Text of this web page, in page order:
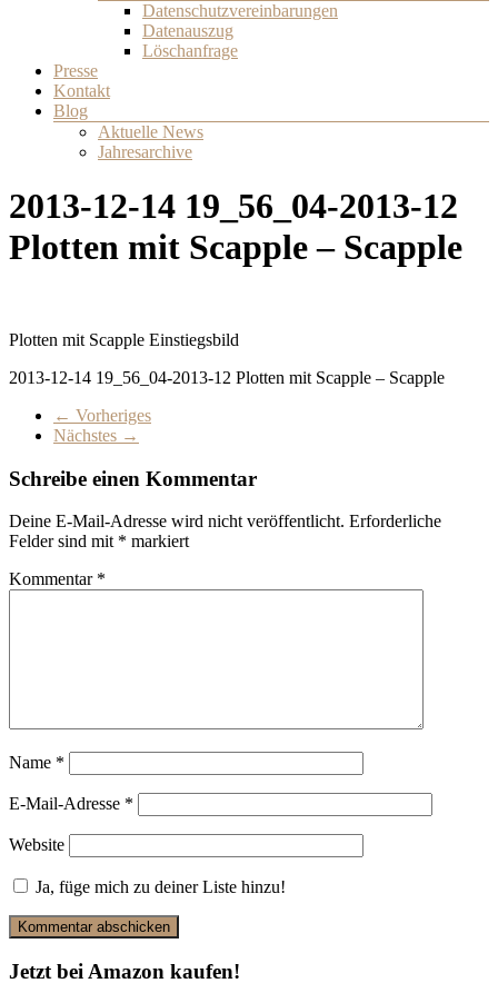
Datenschutzvereinbarungen
Datenauszug
Löschanfrage
Presse
Kontakt
Blog
Aktuelle News
Jahresarchive
2013-12-14 19_56_04-2013-12
Plotten mit Scapple – Scapple
Plotten mit Scapple Einstiegsbild
2013-12-14 19_56_04-2013-12 Plotten mit Scapple – Scapple
← Vorheriges
Nächstes →
Schreibe einen Kommentar
Deine E-Mail-Adresse wird nicht veröffentlicht. Erforderliche
Felder sind mit * markiert
Kommentar *
Name *
E-Mail-Adresse *
Website
Ja, füge mich zu deiner Liste hinzu!
Jetzt bei Amazon kaufen!